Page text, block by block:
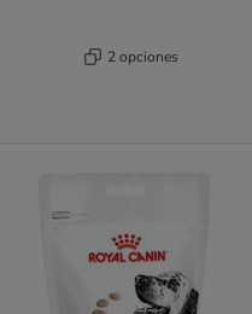
2 opciones